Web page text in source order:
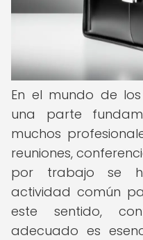
En el mundo de
una parte
muchos
reuniones,
por trabajo se
actividad común
este sentido,
adecuado es